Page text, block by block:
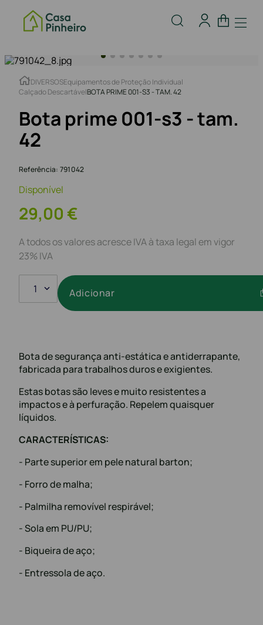
DIVERSOSEquipamentos de Proteção Individual
Calçado DescartávelBOTA PRIME 001-S3 - TAM. 42
Bota prime 001-s3 - tam.
42
Referência: 791042
Disponível
29,00€
A todos os valores acresce IVA à taxa legal em vigor
23% IVA
1 Adicionar
Bota de segurança anti-estática e antiderrapante,
fabricada para trabalhos duros e exigientes.
Estas botas são leves e muito resistentes a
impactos e à perfuração. Repelem quaisquer
líquidos.
CARACTERÍSTICAS:
- Parte superior em pele natural barton;
- Forro de malha;
- Palmilha removível respirável;
- Sola em PU/PU;
- Biqueira de aço;
- Entressola de aço.